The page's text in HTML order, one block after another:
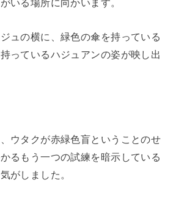
いる場所に向かいます。
ュの横に、緑色の傘を持っている
っているハジュアンの姿が映し出
ウタクが赤緑色盲ということのせ
るもう一つの試練を暗示している
がしました。